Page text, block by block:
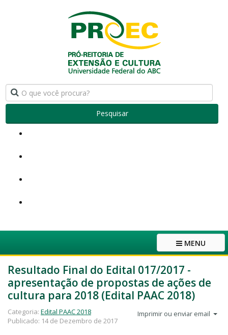
Pesquisar
MENU
Resultado Final do Edital 017/2017 -
apresentação de propostas de ações de
cultura para 2018 (Edital PAAC 2018)
Imprimir ou enviar email
Categoria: Edital PAAC 2018
Publicado: 14 de Dezembro de 2017